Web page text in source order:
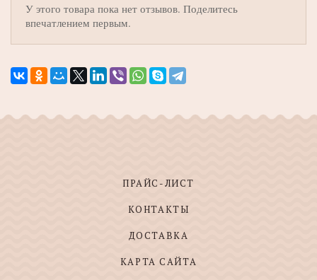
У этого товара пока нет отзывов. Поделитесь
впечатлением первым.
ПРАЙС-ЛИСТ
КОНТАКТЫ
ДОСТАВКА
КАРТА САЙТА